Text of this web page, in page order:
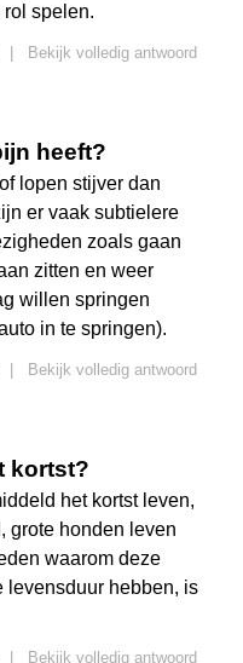
spelen.
Bekijk volledig antwoord
heeft?
lopen stijver dan
er vaak subtielere
zoals gaan
zitten en weer
willen springen
in te springen).
Bekijk volledig antwoord
kortst?
het kortst leven,
grote honden leven
waarom deze
levensduur hebben, is
Bekijk volledig antwoord